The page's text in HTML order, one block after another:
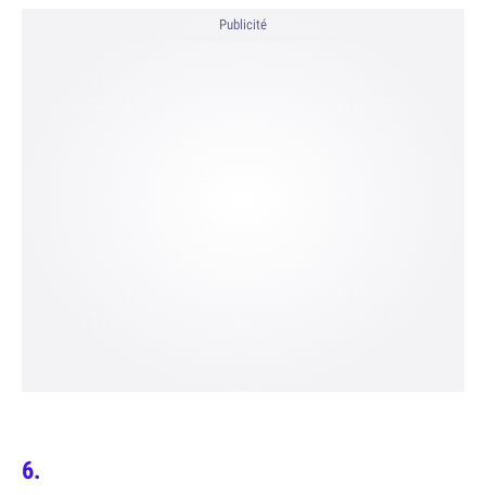
Publicité